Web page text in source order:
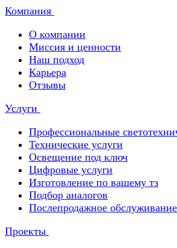
Компания
О компании
Миссия и ценности
Наш подход
Карьера
Отзывы
Услуги
Профессиональные
Технические услуги
Освещение под ключ
Цифровые услуги
Изготовление по вашему тз
Подбор аналогов
Послепродажное обслуживание
Проекты